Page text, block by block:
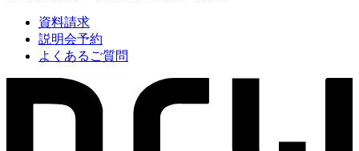
資料請求
説明会予約
よくあるご質問